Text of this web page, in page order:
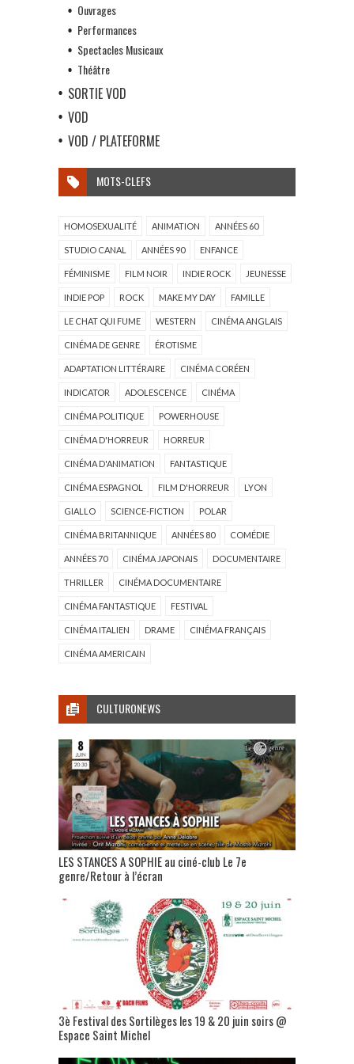
Ouvrages
Performances
Spectacles Musicaux
Théâtre
SORTIE VOD
VOD
VOD / PLATEFORME
MOTS-CLEFS
HOMOSEXUALITÉ ANIMATION ANNÉES 60
STUDIO CANAL ANNÉES 90 ENFANCE
FÉMINISME FILM NOIR INDIE ROCK JEUNESSE
INDIE POP ROCK MAKE MY DAY FAMILLE
LE CHAT QUI FUME WESTERN CINÉMA ANGLAIS
CINÉMA DE GENRE ÉROTISME
ADAPTATION LITTÉRAIRE CINÉMA CORÉEN
INDICATOR ADOLESCENCE CINÉMA
CINÉMA POLITIQUE POWERHOUSE
CINÉMA D'HORREUR HORREUR
CINÉMA D'ANIMATION FANTASTIQUE
CINÉMA ESPAGNOL FILM D'HORREUR LYON
GIALLO SCIENCE-FICTION POLAR
CINÉMA BRITANNIQUE ANNÉES 80 COMÉDIE
ANNÉES 70 CINÉMA JAPONAIS DOCUMENTAIRE
THRILLER CINÉMA DOCUMENTAIRE
CINÉMA FANTASTIQUE FESTIVAL
CINÉMA ITALIEN DRAME CINÉMA FRANÇAIS
CINÉMA AMERICAIN
CULTURONEWS
LES STANCES A SOPHIE au ciné-club Le 7e
genre/Retour à l’écran
3è Festival des Sortilèges les 19 & 20 juin soirs @
Espace Saint Michel